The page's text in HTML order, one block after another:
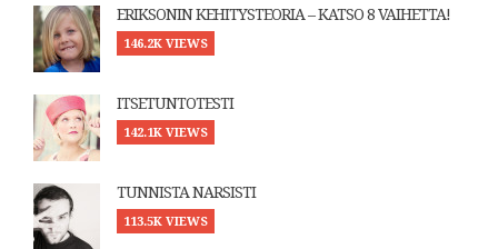
ERIKSONIN KEHITYSTEORIA – KATSO 8 VAIHETTA!
146.2K VIEWS
ITSETUNTOTESTI
142.1K VIEWS
TUNNISTA NARSISTI
113.5K VIEWS